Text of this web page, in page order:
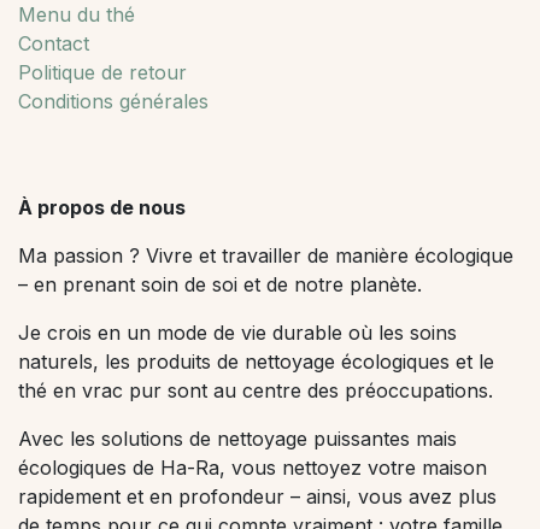
Menu du thé
Contact
Politique de retour
Conditions générales
À propos de nous
Ma passion ? Vivre et travailler de manière écologique
– en prenant soin de soi et de notre planète.
Je crois en un mode de vie durable où les soins
naturels, les produits de nettoyage écologiques et le
thé en vrac pur sont au centre des préoccupations.
Avec les solutions de nettoyage puissantes mais
écologiques de Ha-Ra, vous nettoyez votre maison
rapidement et en profondeur – ainsi, vous avez plus